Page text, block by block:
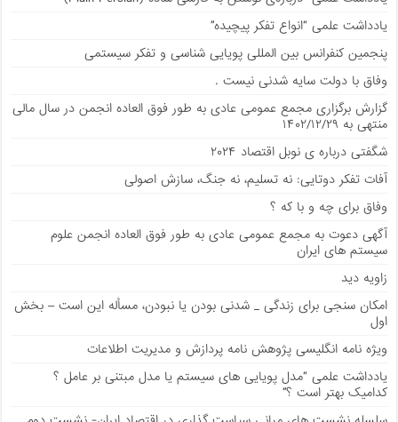
يادداشت علمی “انواع تفکر پیچیده”
پنجمین کنفرانس بین المللی پویایی شناسی و تفکر سیستمی
وفاق با دولت سایه شدنی نیست .
گزارش برگزاری مجمع عمومی عادی به طور فوق العاده انجمن در سال مالی
منتهی به ۱۴۰۲/۱۲/۲۹
شگفتی درباره ی نوبل اقتصاد ۲۰۲۴
آفات تفکر دوتایی: نه تسلیم، نه جنگ، سازش اصولی
وفاق برای چه و با که ؟
آگهی دعوت به مجمع عمومی عادی به طور فوق العاده انجمن علوم
سیستم های ایران
زاویه دید
امکان سنجی برای زندگی _ شدنی بودن یا نبودن، مسأله این است – بخش
اول
ویژه نامه انگلیسی پژوهش نامه پردازش و مدیریت اطلاعات
يادداشت علمی “مدل پویایی های سیستم یا مدل مبتنی بر عامل ؟
کدامیک بهتر است ؟”